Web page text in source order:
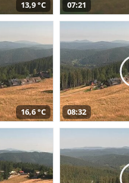
13,9 °C 07:21
16,6 °C 08:32